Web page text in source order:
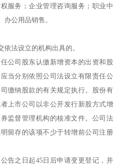
服务；企业管理咨询服务；职业中
公用品销售。
法设立的机构出具的。
公司股东认缴新增资本的出资和股
当分别依照公司法设立有限责任公
缴纳股款的有关规定执行。股份有
上市公司以非公开发行新股方式增
监督管理机构的核准文件。公司法
留存的该项不少于转增前公司注册
告之日起45日后申请变更登记，并